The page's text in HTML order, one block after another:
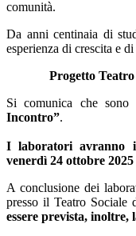
comunità.
Da anni centinaia di
esperienza di crescita e
Progetto
Si comunica che
Incontro”.
I laboratori avranno
venerdì 24 ottobre
A conclusione dei
presso il Teatro
essere prevista, inoltre,